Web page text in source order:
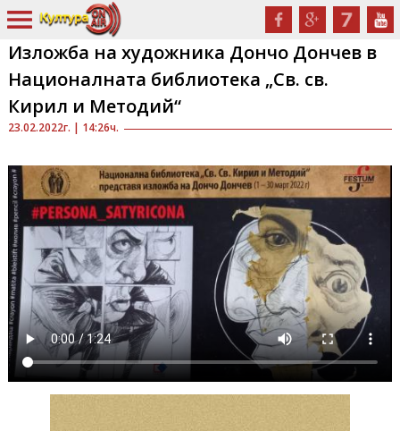
23.02.2022г. | 14:26ч.
Изложба на художника Дончо Дончев в
Националната библиотека „Св. св.
Кирил и Методий“